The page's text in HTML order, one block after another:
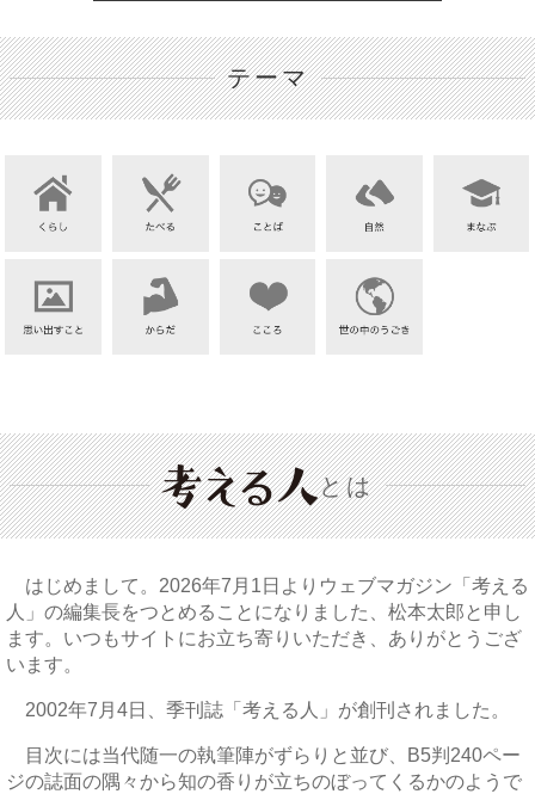
テーマ
とは
はじめまして。2026年7月1日よりウェブマガジン「考える
人」の編集長をつとめることになりました、松本太郎と申し
ます。いつもサイトにお立ち寄りいただき、ありがとうござ
います。
2002年7月4日、季刊誌「考える人」が創刊されました。
目次には当代随一の執筆陣がずらりと並び、B5判240ペー
ジの誌面の隅々から知の香りが立ちのぼってくるかのようで